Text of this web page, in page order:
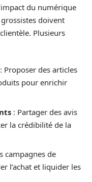
du numérique
doivent
Plusieurs
: Proposer des articles
pour enrichir
: Partager des avis
la crédibilité de la
campagnes de
l’achat et liquider les